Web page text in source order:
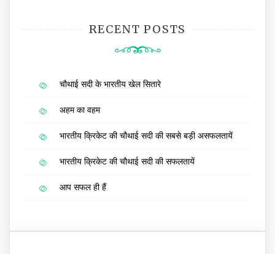
RECENT POSTS
चौथाई सदी के भारतीय खेल सितारे
अहम का वहम
भारतीय क्रिकेट की चौथाई सदी की सबसे बड़ी असफलतायें
भारतीय क्रिकेट की चौथाई सदी की सफलतायें
आप सफल ही हैं